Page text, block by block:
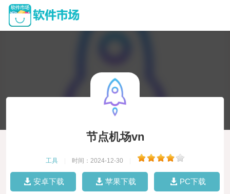
节点机场vn
工具 时间：2024-12-30
安卓下载 苹果下载 PC下载